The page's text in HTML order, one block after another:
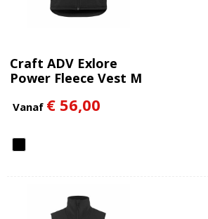
Craft ADV Exlore
Power Fleece Vest M
Vanaf € 56,00